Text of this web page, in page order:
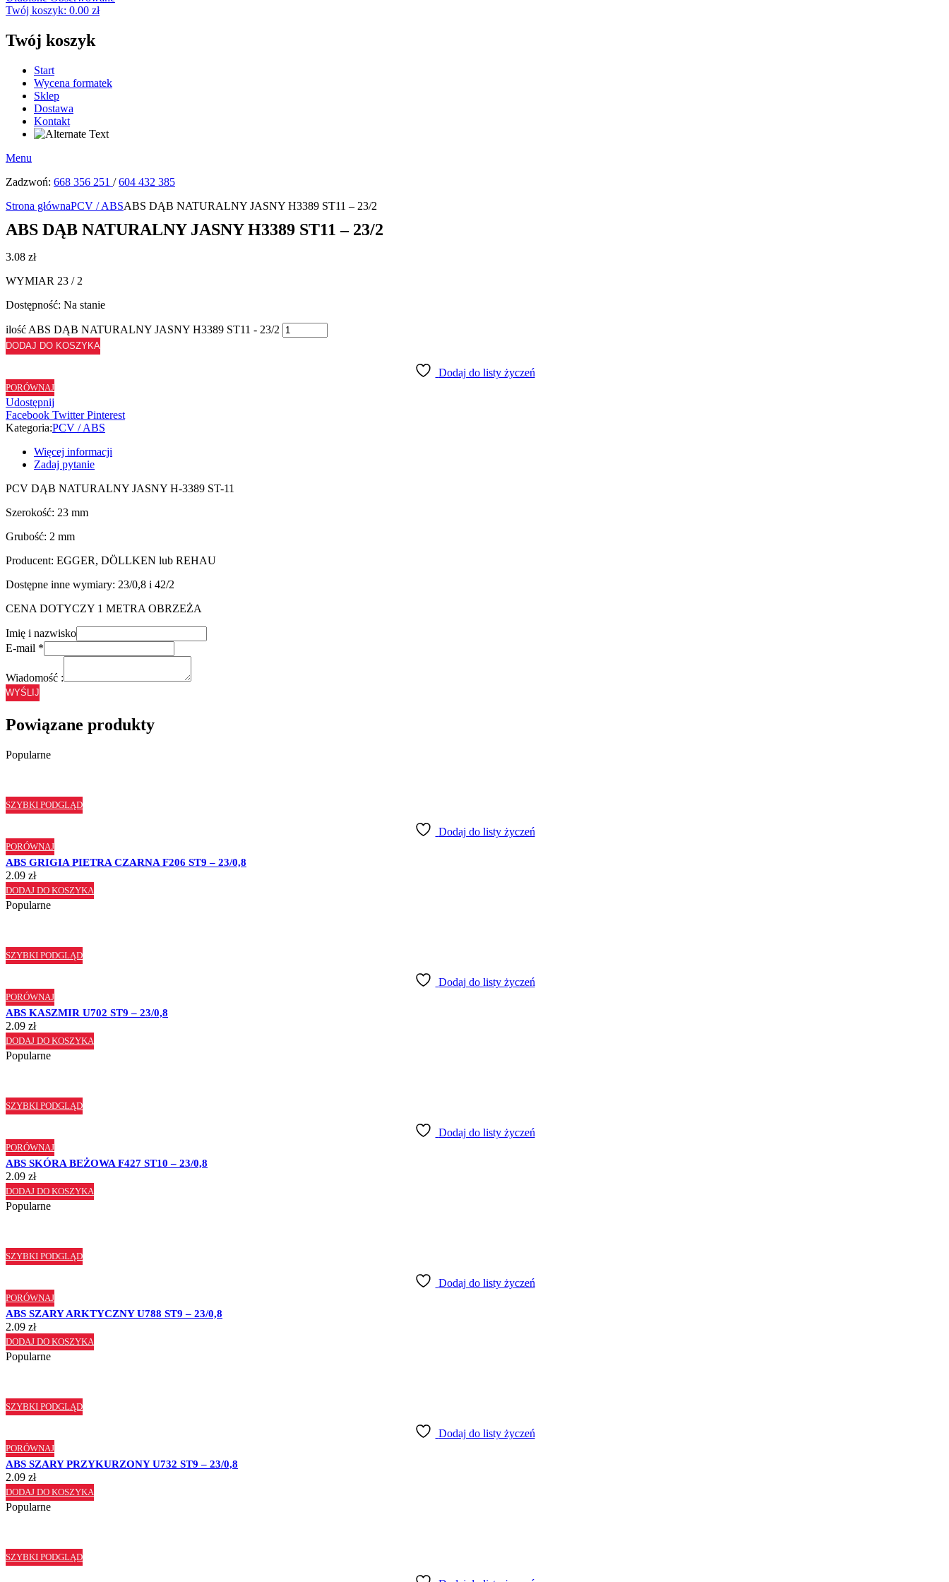
Twój koszyk: 0.00 zł
Twój koszyk
Start
Wycena formatek
Sklep
Dostawa
Kontakt
Menu
Zadzwoń: 668 356 251 /604 432 385
Strona głównaPCV / ABSABS DĄB NATURALNY JASNY H3389 ST11 – 23/2
ABS DĄB NATURALNY JASNY H3389 ST11 – 23/2
3.08 zł
WYMIAR 23 / 2
Dostępność: Na stanie
ilość ABS DĄB NATURALNY JASNY H3389 ST11 - 23/2
DODAJ DO KOSZYKA
Dodaj do listy życzeń
PORÓWNAJ
Udostępnij
Facebook Twitter Pinterest
Kategoria:PCV / ABS
Więcej informacji
Zadaj pytanie
PCV DĄB NATURALNY JASNY H-3389 ST-11
Szerokość: 23 mm
Grubość: 2 mm
Producent: EGGER, DÖLLKEN lub REHAU
Dostępne inne wymiary: 23/0,8 i 42/2
CENA DOTYCZY 1 METRA OBRZEŻA
Imię i nazwisko
E-mail *
Wiadomość :
WYŚLIJ
Powiązane produkty
Popularne
SZYBKI PODGLĄD
Dodaj do listy życzeń
PORÓWNAJ
ABS GRIGIA PIETRA CZARNA F206 ST9 – 23/0,8
2.09 zł
DODAJ DO KOSZYKA
Popularne
SZYBKI PODGLĄD
Dodaj do listy życzeń
PORÓWNAJ
ABS KASZMIR U702 ST9 – 23/0,8
2.09 zł
DODAJ DO KOSZYKA
Popularne
SZYBKI PODGLĄD
Dodaj do listy życzeń
PORÓWNAJ
ABS SKÓRA BEŻOWA F427 ST10 – 23/0,8
2.09 zł
DODAJ DO KOSZYKA
Popularne
SZYBKI PODGLĄD
Dodaj do listy życzeń
PORÓWNAJ
ABS SZARY ARKTYCZNY U788 ST9 – 23/0,8
2.09 zł
DODAJ DO KOSZYKA
Popularne
SZYBKI PODGLĄD
Dodaj do listy życzeń
PORÓWNAJ
ABS SZARY PRZYKURZONY U732 ST9 – 23/0,8
2.09 zł
DODAJ DO KOSZYKA
Popularne
SZYBKI PODGLĄD